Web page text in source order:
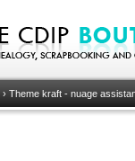
› Theme kraft - nuage